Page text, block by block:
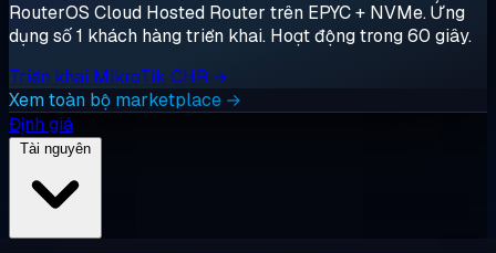
RouterOS Cloud Hosted Router trên EPYC + NVMe. Ứng
dụng số 1 khách hàng triển khai. Hoạt động trong 60 giây.
Triển khai MikroTik CHR →
Xem toàn bộ marketplace →
Định giá